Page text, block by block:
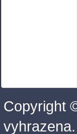
Copyright
vyhrazena.